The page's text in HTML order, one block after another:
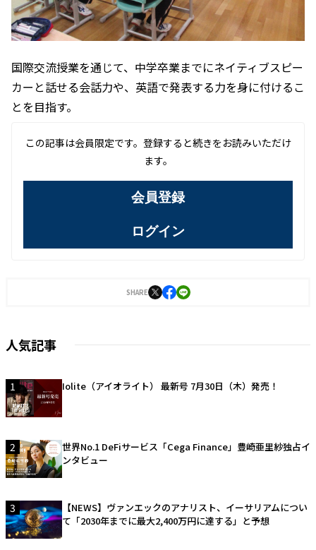
国際交流授業を通じて、中学卒業までにネイティブスピー
カーと話せる会話力や、英語で発表する力を身に付けるこ
とを目指す。
この記事は会員限定です。登録すると続きをお読みいただけ
ます。
会員登録
ログイン
SHARE
人気記事
1 Iolite（アイオライト） 最新号 7月30日（木）発売！
2
世界No.1 DeFiサービス「Cega Finance」豊崎亜里紗独占イ
ンタビュー
3
【NEWS】ヴァンエックのアナリスト、イーサリアムについ
て「2030年までに最大2,400万円に達する」と予想